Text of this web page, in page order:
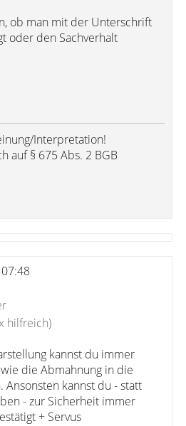
ob man mit der Unterschrift
oder den Sachverhalt
Interpretation!
auf § 675 Abs. 2 BGB
hilfreich)
kannst du immer
die Abmahnung in die
Ansonsten kannst du - statt
- zur Sicherheit immer
+ Servus